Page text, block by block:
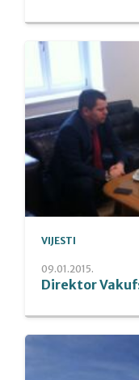
VIJESTI
09.01.2015.
Direktor